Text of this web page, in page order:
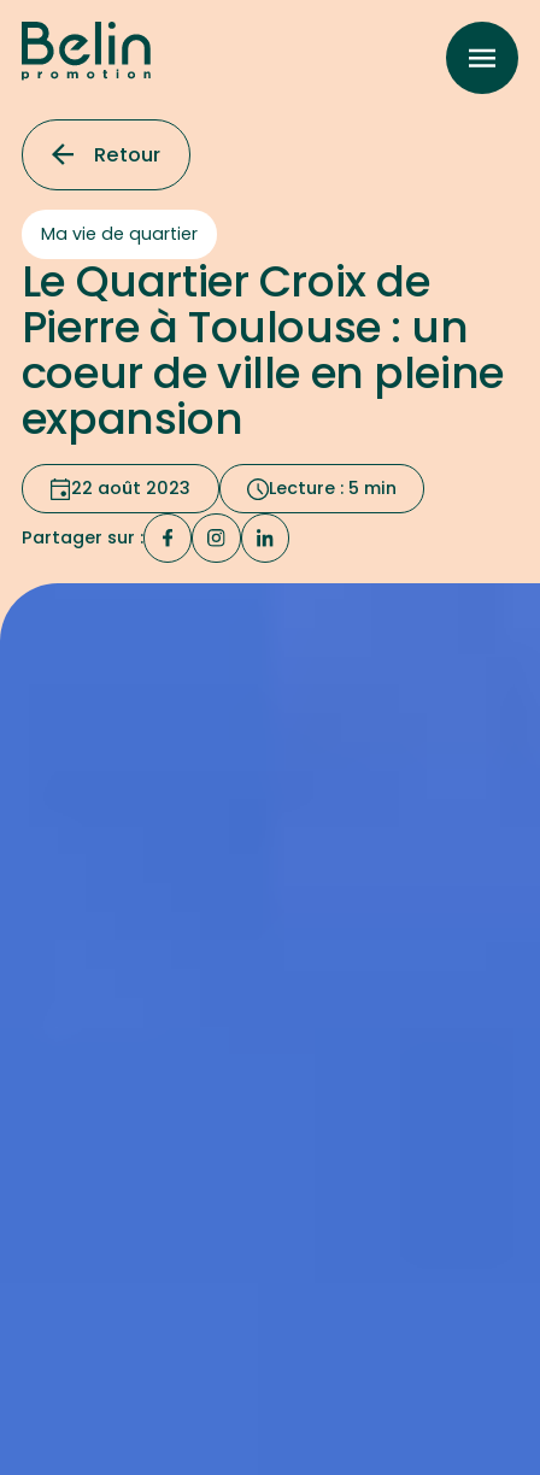
Retour
Ma vie de quartier
Le Quartier Croix de
Pierre à Toulouse : un
coeur de ville en pleine
expansion
22 août 2023 Lecture : 5 min
Partager sur :